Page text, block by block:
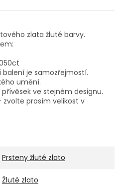
zlata žluté barvy.
je samozřejmostí.
umění.
ve stejném designu.
zvolte prosím velikost v
Prsteny žluté zlato
Žluté zlato